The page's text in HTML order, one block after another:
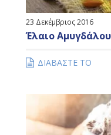
23 Δεκέμβριος 2016
Έλαιο
ΔΙΑΒΑΣΤΕ ΤΟ